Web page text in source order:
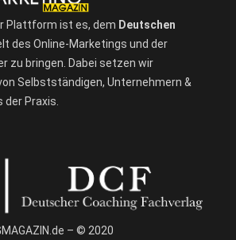
Plattform ist es, dem Deutschen
des Online-Marketings und der
zu bringen. Dabei setzen wir
Selbstständigen, Unternehmern &
der Praxis.
– © 2020